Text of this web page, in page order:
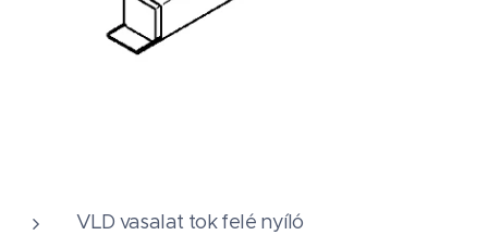
VLD vasalat tok felé nyíló